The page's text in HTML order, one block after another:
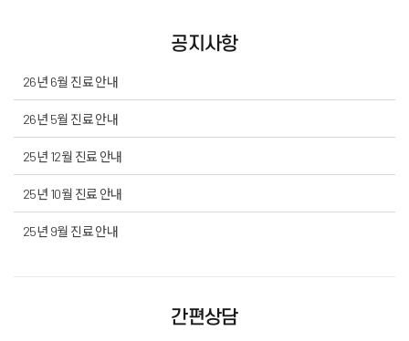
공지사항
26년 6월 진료 안내
26년 5월 진료 안내
25년 12월 진료 안내
25년 10월 진료 안내
25년 9월 진료 안내
간편상담